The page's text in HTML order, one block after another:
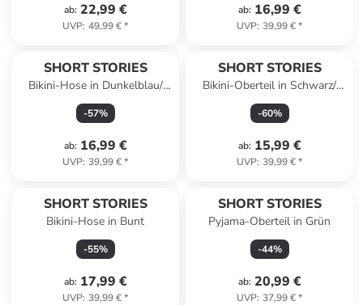
ab: 22,99 €
UVP: 49,99 €*
ab: 16,99 €
UVP: 39,99 €*
SHORT STORIES
Bikini-Hose in Dunkelblau/
Creme
-57%
ab: 16,99 €
UVP: 39,99 €*
SHORT STORIES
Bikini-Oberteil in Schwarz/
Weiß
-60%
ab: 15,99 €
UVP: 39,99 €*
SHORT STORIES
Bikini-Hose in Bunt
-55%
ab: 17,99 €
UVP: 39,99 €*
SHORT STORIES
Pyjama-Oberteil in Grün
-44%
ab: 20,99 €
UVP: 37,99 €*